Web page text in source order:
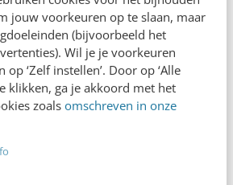
jouw voorkeuren op te slaan, maar
(bijvoorbeeld het
Wil je je voorkeuren
op ‘Zelf instellen’. Door op ‘Alle
klikken, ga je akkoord met het
zoals omschreven in onze